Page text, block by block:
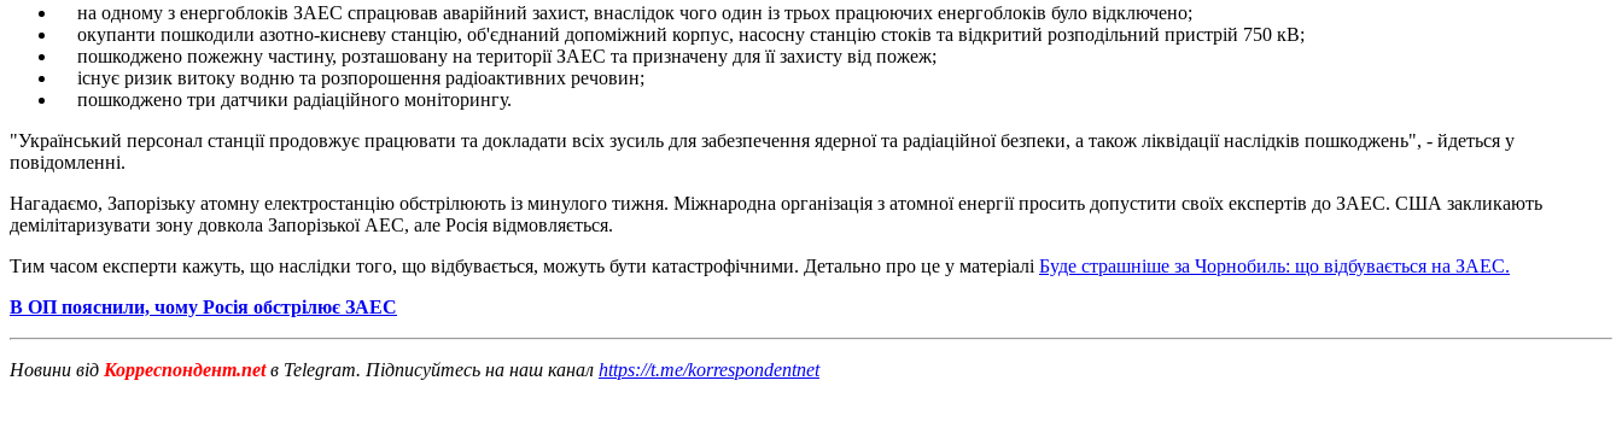
на одному з енергоблоків ЗАЕС спрацював аварійний захист, внаслідок чого один із трьох працюючих енергоблоків було відключено;
окупанти пошкодили азотно-кисневу станцію, об'єднаний допоміжний корпус, насосну станцію стоків та відкритий розподільний пристрій 750 кВ;
пошкоджено пожежну частину, розташовану на території ЗАЕС та призначену для її захисту від пожеж;
існує ризик витоку водню та розпорошення радіоактивних речовин;
пошкоджено три датчики радіаційного моніторингу.
"Український персонал станції продовжує працювати та докладати всіх зусиль для забезпечення ядерної та радіаційної безпеки, а також ліквідації наслідків пошкоджень", - йдеться у
повідомленні.
Нагадаємо, Запорізьку атомну електростанцію обстрілюють із минулого тижня. Міжнародна організація з атомної енергії просить допустити своїх експертів до ЗАЕС. США закликають
демілітаризувати зону довкола Запорізької АЕС, але Росія відмовляється.
Тим часом експерти кажуть, що наслідки того, що відбувається, можуть бути катастрофічними. Детально про це у матеріалі Буде страшніше за Чорнобиль: що відбувається на ЗАЕС.
В ОП пояснили, чому Росія обстрілює ЗАЕС
Новини від Корреспондент.netв Telegram. Підписуйтесь на наш канал https://t.me/korrespondentnet